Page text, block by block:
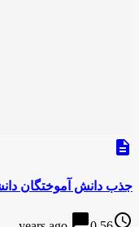
description
جذب دانش آموختگان
access_time
chat_bubble